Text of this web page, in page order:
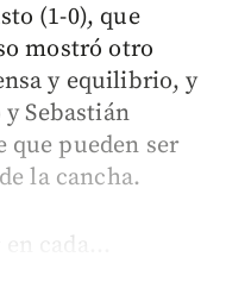
(1-0), que
mostró otro
y equilibrio, y
Sebastián
que pueden ser
la cancha.
cada...